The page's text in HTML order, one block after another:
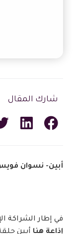
شارك المقال
أبين- نسوان
في إطار الشراكة
إذاعة هناأبين